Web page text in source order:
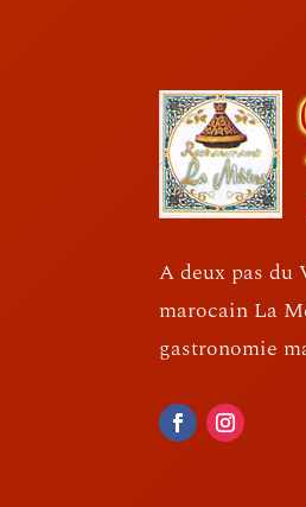
A deux pas du
marocain La
gastronomie